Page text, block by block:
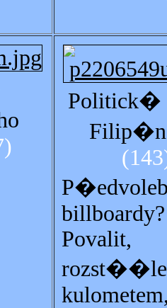
Politick�
billboardy?
Povalit,